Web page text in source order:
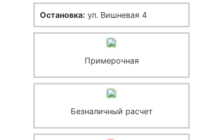
Остановка: ул. Вишневая 4
Примерочная
Безналичный расчет